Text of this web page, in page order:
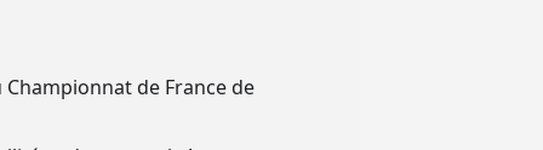
de France de